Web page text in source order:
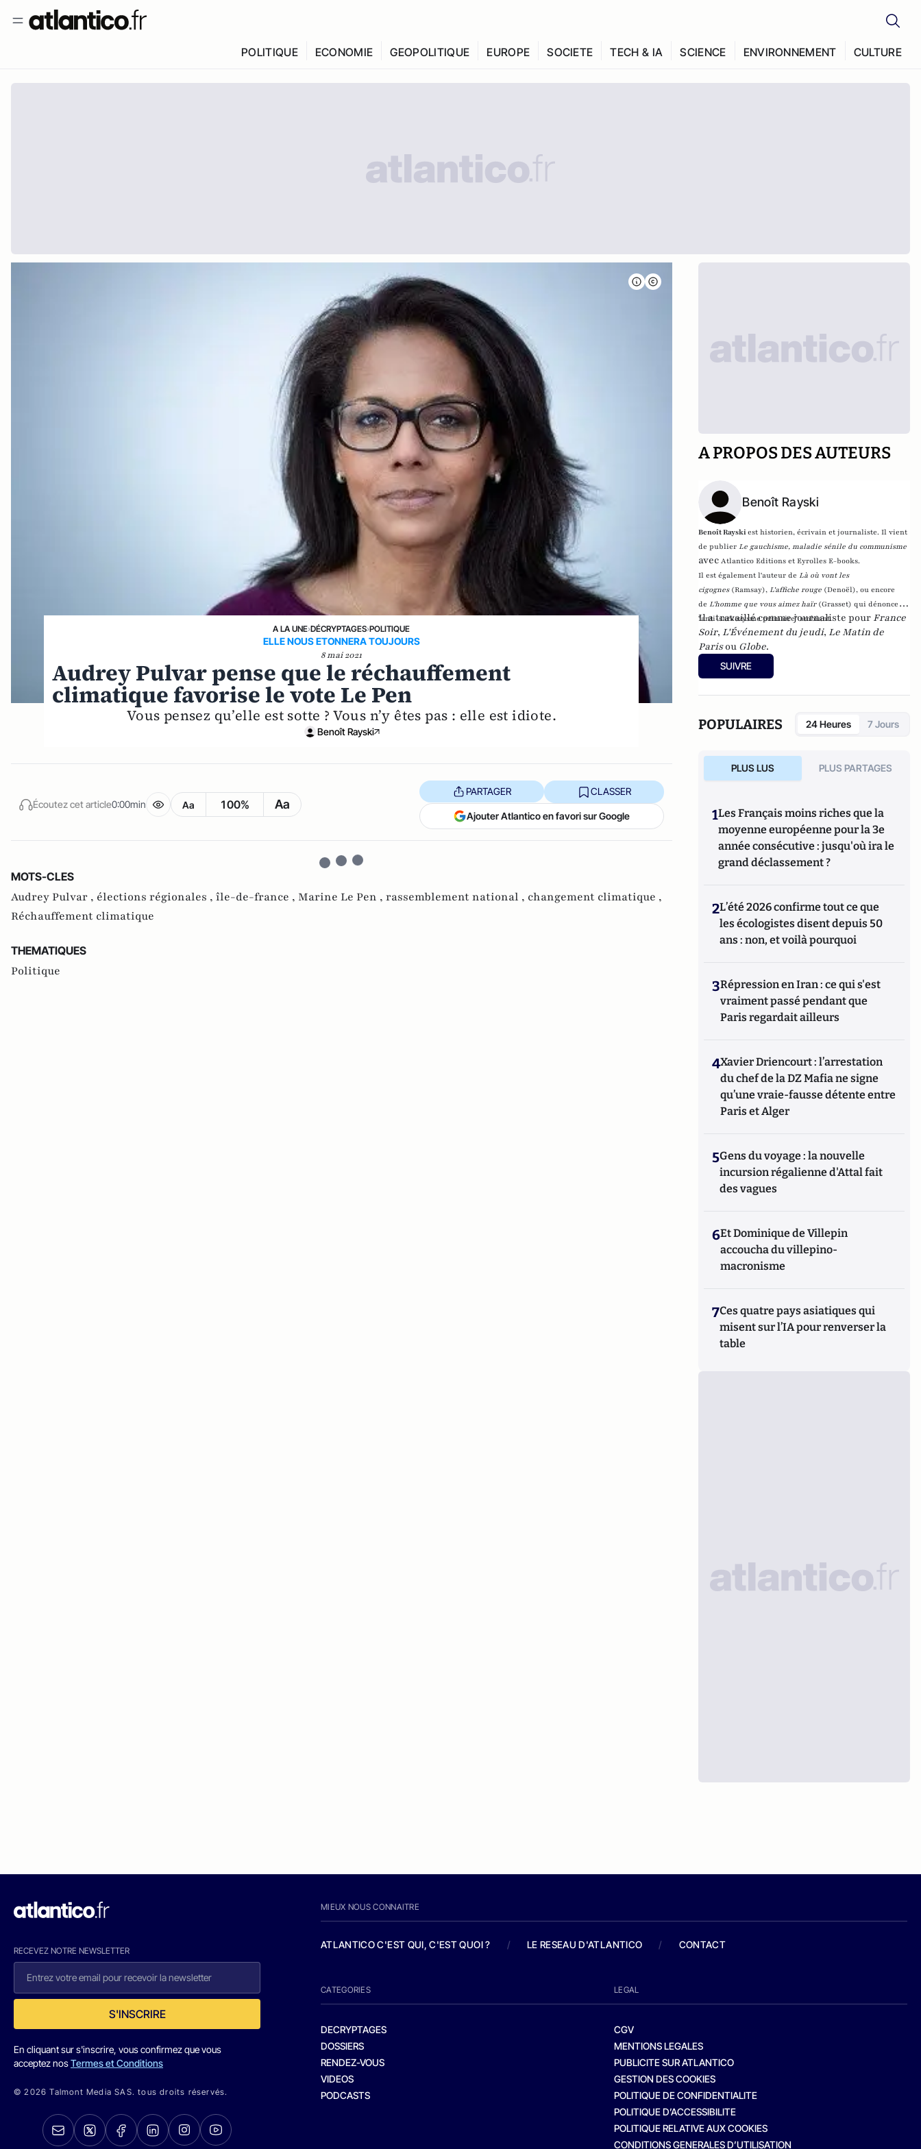
POLITIQUE ECONOMIE GEOPOLITIQUE EUROPE SOCIETE TECH & IA SCIENCE ENVIRONNEMENT CULTURE
A LA UNE›DÉCRYPTAGES›POLITIQUE
ELLE NOUS ETONNERA TOUJOURS
8 mai 2021
Audrey Pulvar pense que le réchauffement
climatique favorise le vote Le Pen
Vous pensez qu’elle est sotte ? Vous n’y êtes pas : elle est idiote.
Benoît Rayski
Écoutez cet article0:00min Aa 100% Aa
PARTAGER CLASSER
Ajouter Atlantico en favori sur Google
MOTS-CLES
Audrey Pulvar , élections régionales , île-de-france , Marine Le Pen , rassemblement national , changement climatique ,
Réchauffement climatique
THEMATIQUES
Politique
A PROPOS DES AUTEURS
Benoît Rayski
Benoît Rayskiest historien, écrivain et journaliste. Il vient
de publierLe gauchisme, maladie sénile du communisme
avecAtlantico Editions et Eyrolles E-books.
Il est également l'auteur deLà où vont les
cigognes (Ramsay),L'affiche rouge (Denoël), ou encore
deL'homme que vous aimez haïr (Grasset) qui dénonce l'
"anti-sarkozysme primaire" ambiant.
Il a travaillé comme journaliste pour France
Soir, L'Événement du jeudi, Le Matin de
Parisou Globe.
SUIVRE
POPULAIRES 24 Heures 7 Jours
PLUS LUS PLUS PARTAGES
1Les Français moins riches que la
moyenne européenne pour la 3e
année consécutive : jusqu'où ira le
grand déclassement ?
2L’été 2026 confirme tout ce que
les écologistes disent depuis 50
ans : non, et voilà pourquoi
3Répression en Iran : ce qui s'est
vraiment passé pendant que
Paris regardait ailleurs
4Xavier Driencourt : l’arrestation
du chef de la DZ Mafia ne signe
qu’une vraie-fausse détente entre
Paris et Alger
5Gens du voyage : la nouvelle
incursion régalienne d'Attal fait
des vagues
6Et Dominique de Villepin
accoucha du villepino-
macronisme
7Ces quatre pays asiatiques qui
misent sur l’IA pour renverser la
table
RECEVEZ NOTRE NEWSLETTER
S'INSCRIRE
En cliquant sur s'inscrire, vous confirmez que vous
acceptez nosTermes et Conditions
© 2026 Talmont Media SAS. tous droits réservés.
MIEUX NOUS CONNAITRE
ATLANTICO C'EST QUI, C'EST QUOI ? / LE RESEAU D'ATLANTICO / CONTACT
CATEGORIES
DECRYPTAGES
DOSSIERS
RENDEZ-VOUS
VIDEOS
PODCASTS
LEGAL
CGV
MENTIONS LEGALES
PUBLICITE SUR ATLANTICO
GESTION DES COOKIES
POLITIQUE DE CONFIDENTIALITE
POLITIQUE D’ACCESSIBILITE
POLITIQUE RELATIVE AUX COOKIES
CONDITIONS GENERALES D’UTILISATION